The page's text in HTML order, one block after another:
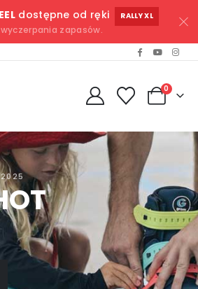
dostępne od ręki RALLY XL
zapasów.
0